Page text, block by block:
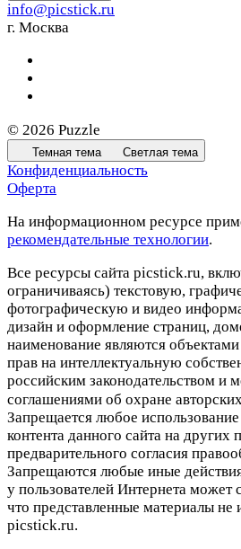
info@picstick.ru
г. Москва
© 2026 Puzzle
Темная тема Светлая тема
Конфиденциальность
Оферта
На информационном ресурсе
рекомендательные технологии.
Все ресурсы сайта picstick.ru,
ограничиваясь) текстовую,
фотографическую и видео
дизайн и оформление страниц,
наименование являются
прав на интеллектуальную
российским законодательством и
соглашениями об охране
Запрещается любое
контента данного сайта на других
предварительного согласия
Запрещаются любые иные
у пользователей Интернета может
что представленные материалы
picstick.ru.